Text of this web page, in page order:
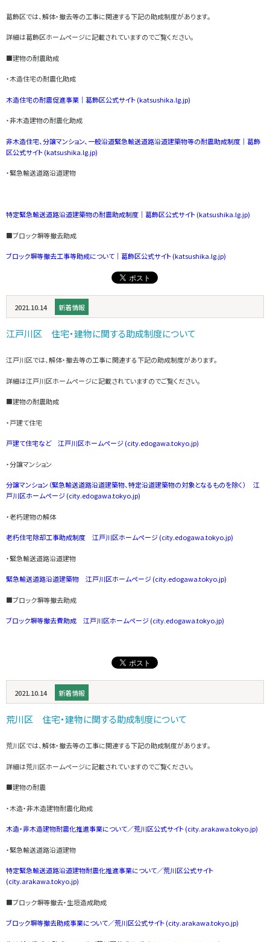
葛飾区では、解体・撤去等の工事に関連する下記の助成制度があります。
詳細は葛飾区ホームページに記載されていますのでご覧ください。
■建物の耐震助成
・木造住宅の耐震化助成
木造住宅の耐震促進事業｜葛飾区公式サイト (katsushika.lg.jp)
・非木造建物の耐震化助成
非木造住宅、分譲マンション、一般沿道緊急輸送道路沿道建築物等の耐震助成制度｜葛飾
区公式サイト (katsushika.lg.jp)
・緊急輸送道路沿道建物
特定緊急輸送道路沿道建築物の耐震助成制度｜葛飾区公式サイト (katsushika.lg.jp)
■ブロック塀等撤去助成
ブロック塀等撤去工事等助成について｜葛飾区公式サイト (katsushika.lg.jp)
2021.10.14 新着情報
江戸川区 住宅・建物に関する助成制度について
江戸川区では、解体・撤去等の工事に関連する下記の助成制度があります。
詳細は江戸川区ホームページに記載されていますのでご覧ください。
■建物の耐震助成
・戸建て住宅
戸建て住宅など 江戸川区ホームページ (city.edogawa.tokyo.jp)
・分譲マンション
分譲マンション（緊急輸送道路沿道建築物、特定沿道建築物の対象となるものを除く） 江
戸川区ホームページ (city.edogawa.tokyo.jp)
・老朽建物の解体
老朽住宅除却工事助成制度 江戸川区ホームページ (city.edogawa.tokyo.jp)
・緊急輸送道路沿道建物
緊急輸送道路沿道建築物 江戸川区ホームページ (city.edogawa.tokyo.jp)
■ブロック塀等撤去助成
ブロック塀等撤去費助成 江戸川区ホームページ (city.edogawa.tokyo.jp)
2021.10.14 新着情報
荒川区 住宅・建物に関する助成制度について
荒川区では、解体・撤去等の工事に関連する下記の助成制度があります。
詳細は荒川区ホームページに記載されていますのでご覧ください。
■建物の耐震
・木造・非木造建物耐震化助成
木造・非木造建物耐震化推進事業について／荒川区公式サイト (city.arakawa.tokyo.jp)
・緊急輸送道路沿道建物
特定緊急輸送道路沿道建物耐震化推進事業について／荒川区公式サイト
(city.arakawa.tokyo.jp)
■ブロック塀等撤去・生垣造成助成
ブロック塀等撤去助成事業について／荒川区公式サイト (city.arakawa.tokyo.jp)